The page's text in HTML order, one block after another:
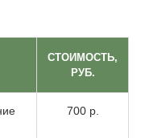
СТОИМОСТЬ,
РУБ.
700 р.